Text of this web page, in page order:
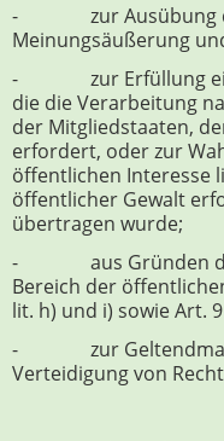
- zur Ausübung
Meinungsäußerung
- zur Erfüllung
die die Verarbeitung
der Mitgliedstaaten,
erfordert, oder zur
öffentlichen Interesse
öffentlicher Gewalt
übertragen wurde;
- aus Gründen des
Bereich der
lit. h) und i) sowie Art. 9
- zur
Verteidigung von